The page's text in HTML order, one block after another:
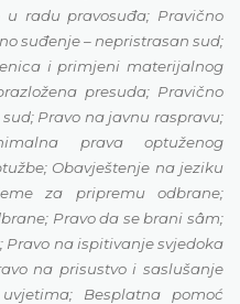
u radu pravosuđa; Pravično
suđenje – nepristrasan sud;
i primjeni materijalnog
presuda; Pravično
Pravo na javnu raspravu;
prava optuženog
Obavještenje na jeziku
za pripremu odbrane;
Pravo da se brani sâm;
Pravo na ispitivanje svjedoka
na prisustvo i saslušanje
Besplatna pomoć